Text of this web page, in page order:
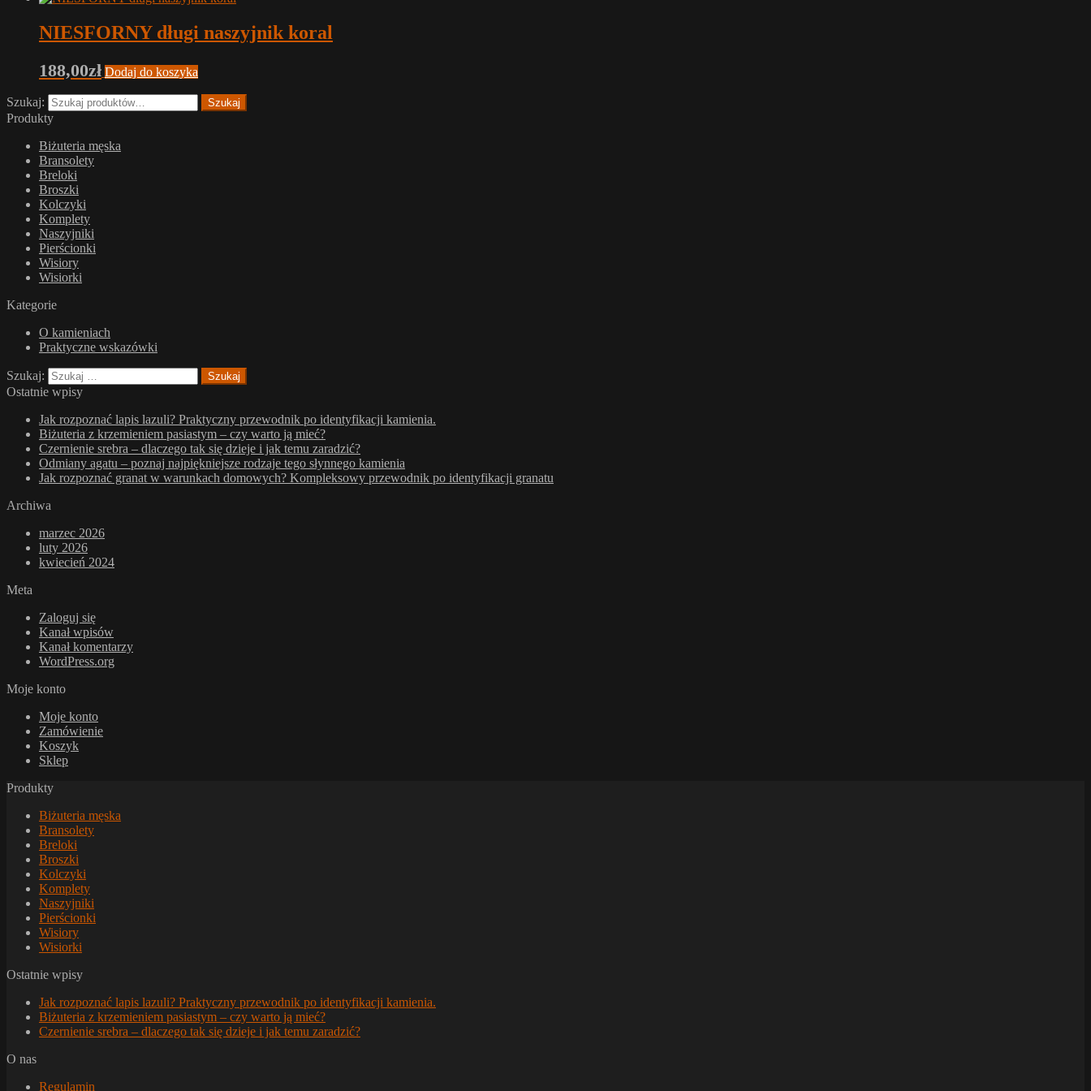
NIESFORNY długi naszyjnik koral
188,00zł Dodaj do koszyka
Szukaj: Szukaj
Produkty
Biżuteria męska
Bransolety
Breloki
Broszki
Kolczyki
Komplety
Naszyjniki
Pierścionki
Wisiory
Wisiorki
Kategorie
O kamieniach
Praktyczne wskazówki
Szukaj:
Ostatnie wpisy
Jak rozpoznać lapis lazuli? Praktyczny przewodnik po identyfikacji kamienia.
Biżuteria z krzemieniem pasiastym – czy warto ją mieć?
Czernienie srebra – dlaczego tak się dzieje i jak temu zaradzić?
Odmiany agatu – poznaj najpiękniejsze rodzaje tego słynnego kamienia
Jak rozpoznać granat w warunkach domowych? Kompleksowy przewodnik po identyfikacji granatu
Archiwa
marzec 2026
luty 2026
kwiecień 2024
Meta
Zaloguj się
Kanał wpisów
Kanał komentarzy
WordPress.org
Moje konto
Moje konto
Zamówienie
Koszyk
Sklep
Produkty
Biżuteria męska
Bransolety
Breloki
Broszki
Kolczyki
Komplety
Naszyjniki
Pierścionki
Wisiory
Wisiorki
Ostatnie wpisy
Jak rozpoznać lapis lazuli? Praktyczny przewodnik po identyfikacji kamienia.
Biżuteria z krzemieniem pasiastym – czy warto ją mieć?
Czernienie srebra – dlaczego tak się dzieje i jak temu zaradzić?
O nas
Regulamin